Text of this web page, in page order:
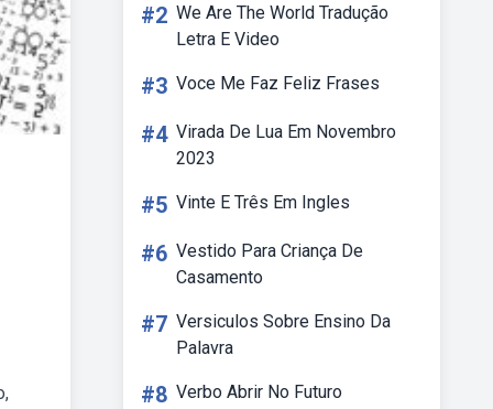
#2 We Are The World Tradução
Letra E Video
#3 Voce Me Faz Feliz Frases
#4 Virada De Lua Em Novembro
2023
#5 Vinte E Três Em Ingles
#6 Vestido Para Criança De
Casamento
#7 Versiculos Sobre Ensino Da
Palavra
#8 Verbo Abrir No Futuro